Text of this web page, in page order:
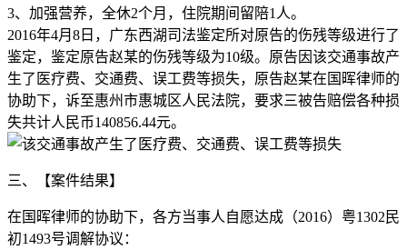
3、加强营养，全休2个月，住院期间留陪1人。
2016年4月8日，广东西湖司法鉴定所对原告的伤残等级进行了
鉴定，鉴定原告赵某的伤残等级为10级。原告因该交通事故产
生了医疗费、交通费、误工费等损失，原告赵某在国晖律师的
协助下，诉至惠州市惠城区人民法院，要求三被告赔偿各种损
失共计人民币140856.44元。
三、【案件结果】
在国晖律师的协助下，各方当事人自愿达成（2016）粤1302民
初1493号调解协议：